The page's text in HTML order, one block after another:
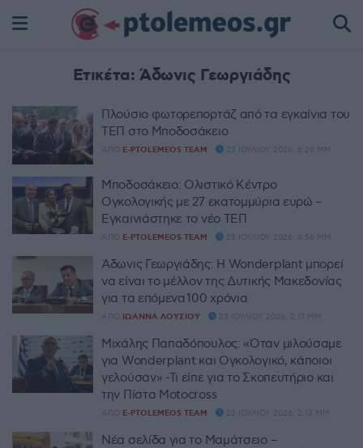
Ετικέτα:Άδωνις Γεωργιάδης
Πλούσιο φωτορεπορτάζ από τα εγκαίνια του
ΤΕΠ στο Μποδοσάκειο
ΑΠΌ E-PTOLEMEOS TEAM 23 ΙΟΥΛΊΟΥ 2026, 6:29 ΜΜ
Μποδοσάκειο: Ολιστικό Κέντρο
Ογκολογικής με 27 εκατομμύρια ευρώ –
Εγκαινιάστηκε το νέο ΤΕΠ
ΑΠΌ E-PTOLEMEOS TEAM 23 ΙΟΥΛΊΟΥ 2026, 4:56 ΜΜ
Άδωνις Γεωργιάδης: Η Wonderplant μπορεί
να είναι το μέλλον της Δυτικής Μακεδονίας
για τα επόμενα 100 χρόνια
ΑΠΌ ΙΩΆΝΝΑ ΛΟΎΣΙΟΥ 23 ΙΟΥΛΊΟΥ 2026, 2:17 ΜΜ
Μιχάλης Παπαδόπουλος: «Όταν μιλούσαμε
για Wonderplant και Ογκολογικό, κάποιοι
γελούσαν» -Τι είπε για το Σκοπευτήριο και
την Πίστα Motocross
ΑΠΌ E-PTOLEMEOS TEAM 23 ΙΟΥΛΊΟΥ 2026, 2:13 ΜΜ
Νέα σελίδα για το Μαμάτσειο –